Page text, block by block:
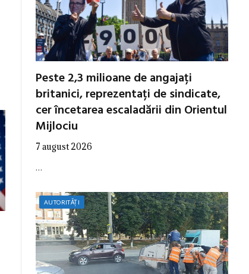
Peste 2,3 milioane de angajați
britanici, reprezentați de sindicate,
cer încetarea escaladării din Orientul
Mijlociu
7 august 2026
…
AUTORITĂȚI